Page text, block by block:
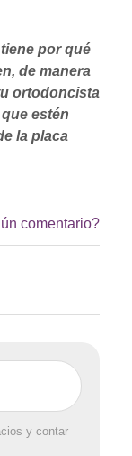
por qué
de manera
ortodoncista
estén
la placa
comentario?
y contar